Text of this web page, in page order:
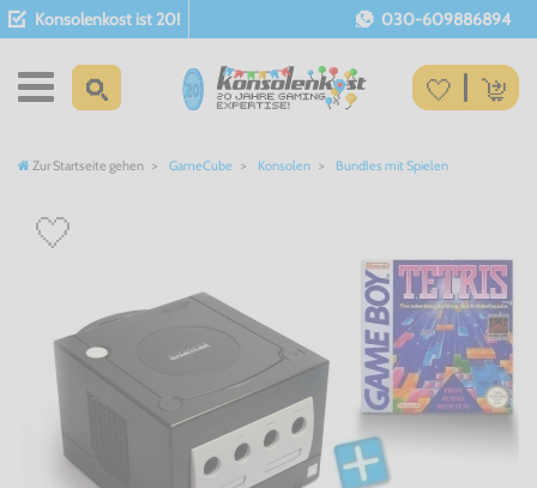
Konsolenkost ist 20! 030-609886894
Zur Startseite gehen GameCube Konsolen Bundles mit Spielen